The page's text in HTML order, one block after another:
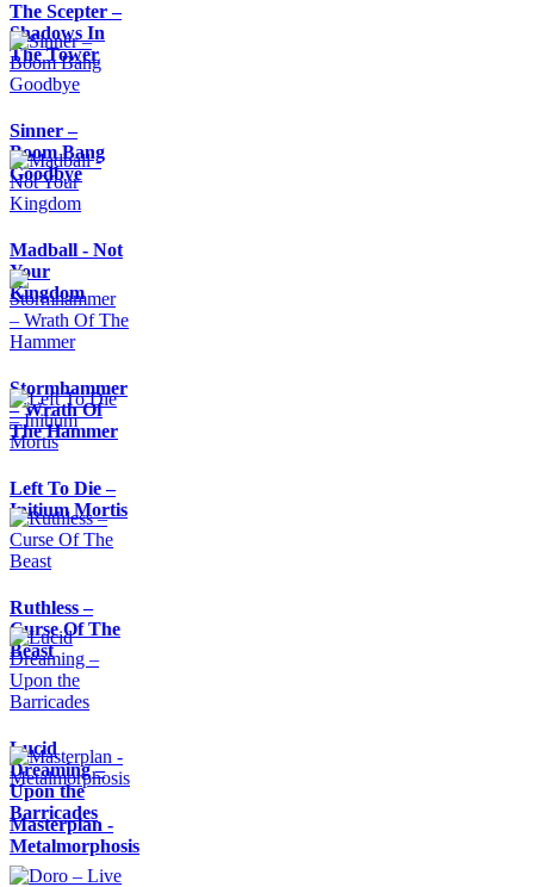
The Scepter –
Shadows In
The Tower
Sinner –
Boom Bang
Goodbye
Madball - Not
Your
Kingdom
Stormhammer
– Wrath Of
The Hammer
Left To Die –
Initium Mortis
Ruthless –
Curse Of The
Beast
Lucid
Dreaming –
Upon the
Barricades
Masterplan -
Metalmorphosis